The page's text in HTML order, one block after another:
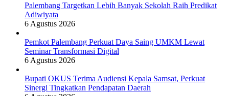
Palembang Targetkan Lebih Banyak Sekolah Raih Predikat
Adiwiyata
6 Agustus 2026
Pemkot Palembang Perkuat Daya Saing UMKM Lewat
Seminar Transformasi Digital
6 Agustus 2026
Bupati OKUS Terima Audiensi Kepala Samsat, Perkuat
Sinergi Tingkatkan Pendapatan Daerah